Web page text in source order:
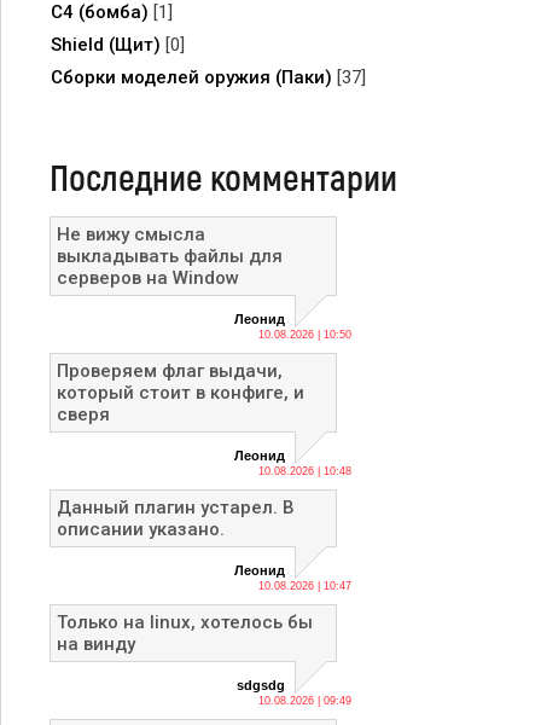
C4 (бомба) [1]
Shield (Щит) [0]
Сборки моделей оружия (Паки) [37]
Последние комментарии
Не вижу смысла
выкладывать файлы для
серверов на Window
Леонид
10.08.2026 | 10:50
Проверяем флаг выдачи,
который стоит в конфиге, и
сверя
Леонид
10.08.2026 | 10:48
Данный плагин устарел. В
описании указано.
Леонид
10.08.2026 | 10:47
Только на linux, хотелось бы
на винду
sdgsdg
10.08.2026 | 09:49